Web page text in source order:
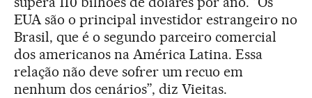
EUA são o principal investidor estrangeiro no
Brasil, que é o segundo parceiro comercial
dos americanos na América Latina. Essa
relação não deve sofrer um recuo em
nenhum dos cenários”, diz Vieitas.